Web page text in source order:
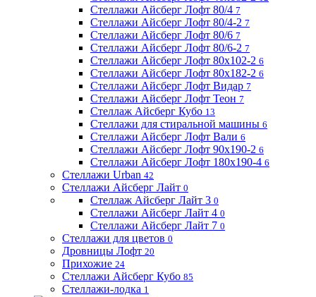
Стеллажи Айсберг Лофт 80/4 7
Стеллажи Айсберг Лофт 80/4-2 7
Стеллажи Айсберг Лофт 80/6 7
Стеллажи Айсберг Лофт 80/6-2 7
Стеллажи Айсберг Лофт 80х102-2 6
Стеллажи Айсберг Лофт 80х182-2 6
Стеллажи Айсберг Лофт Видар 7
Стеллажи Айсберг Лофт Теон 7
Стеллаж Айсберг Кубо 13
Стеллажи для стиральной машины 6
Стеллажи Айсберг Лофт Вали 6
Стеллажи Айсберг Лофт 90х190-2 6
Стеллажи Айсберг Лофт 180х190-4 6
Стеллажи Urban 42
Стеллажи Айсберг Лайт 0
Стеллаж Айсберг Лайт 3 0
Стеллажи Айсберг Лайт 4 0
Стеллажи Айсберг Лайт 7 0
Стеллажи для цветов 0
Дровницы Лофт 20
Прихожие 24
Стеллажи Айсберг Кубо 85
Стеллажи-лодка 1